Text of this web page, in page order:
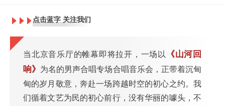
点击蓝字 关注我们
当北京音乐厅的帷幕即将拉开，一场以
《山河回
响》 为名的男声合唱专场合唱音乐会，正带着沉甸
甸的岁月敬意，奔赴一场跨越时空的初心之约。我
们循着文艺为民的初心前行，没有华丽的噱头，不